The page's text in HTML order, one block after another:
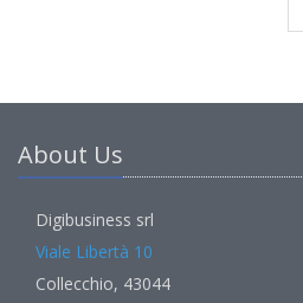
About Us
Digibusiness srl
Viale Libertà 10
Collecchio, 43044